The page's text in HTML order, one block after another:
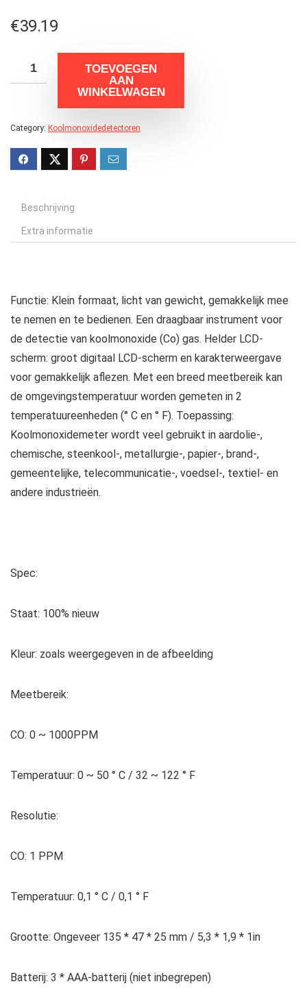
€39.19
TOEVOEGEN
AAN
WINKELWAGEN
Category: Koolmonoxidedetectoren
Beschrijving
Extra informatie
Functie: Klein formaat, licht van gewicht, gemakkelijk mee
te nemen en te bedienen. Een draagbaar instrument voor
de detectie van koolmonoxide (Co) gas. Helder LCD-
scherm: groot digitaal LCD-scherm en karakterweergave
voor gemakkelijk aflezen. Met een breed meetbereik kan
de omgevingstemperatuur worden gemeten in 2
temperatuureenheden (° C en ° F). Toepassing:
Koolmonoxidemeter wordt veel gebruikt in aardolie-,
chemische, steenkool-, metallurgie-, papier-, brand-,
gemeentelijke, telecommunicatie-, voedsel-, textiel- en
andere industrieën.
Spec:
Staat: 100% nieuw
Kleur: zoals weergegeven in de afbeelding
Meetbereik:
CO: 0 ~ 1000PPM
Temperatuur: 0 ~ 50 ° C / 32 ~ 122 ° F
Resolutie:
CO: 1 PPM
Temperatuur: 0,1 ° C / 0,1 ° F
Grootte: Ongeveer 135 * 47 * 25 mm / 5,3 * 1,9 * 1in
Batterij: 3 * AAA-batterij (niet inbegrepen)